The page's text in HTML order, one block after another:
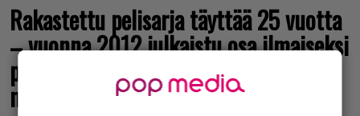
Rakastettu pelisarja täyttää 25 vuotta
– vuonna 2012 julkaistu osa ilmaiseksi
pc:lle, muita osia voi testailla
maksutta